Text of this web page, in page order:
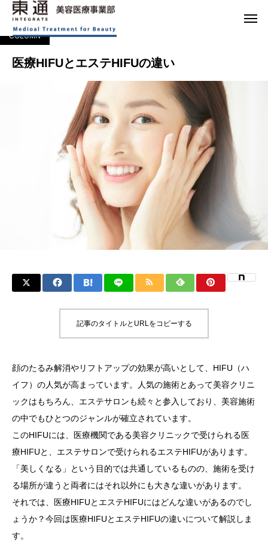
コラム COLUMN 医療HIFUとエステHIFUの違い
COLUMN
医療HIFUとエステHIFUの違い
記事のタイトルとURLをコピーする
顔のたるみ解消やリフトアップの効果が高いとして、HIFU（ハ
イフ）の人気が高まっています。人気の施術とあって美容クリニ
ックはもちろん、エステサロンも続々と参入しており、美容施術
の中でもひとつのジャンルが確立されています。
このHIFUには、医療機関である美容クリニックで受けられる医
療HIFUと、エステサロンで受けられるエステHIFUがあります。
「美しくなる」という目的では共通しているものの、施術を受け
る場所が違うと両者にはそれ以外にも大きな違いがあります。
それでは、医療HIFUとエステHIFUにはどんな違いがあるのでし
ょうか？今回は医療HIFUとエステHIFUの違いについて解説しま
す。